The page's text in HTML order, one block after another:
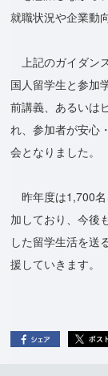
就職状況や企業動
上記のガイダン
国人留学生と参加
前講義、あるいは
れ、参加者が安心
会となりました。
昨年度は1,700名
加しており、今後
した留学生活を送
援していきます。